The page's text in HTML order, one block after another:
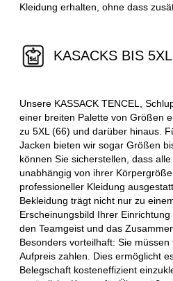
Kleidung erhalten, ohne dass
KASACKS BIS
Unsere KASSACK TENCEL,
einer breiten Palette von Größen
zu 5XL (66) und darüber hinaus.
Jacken bieten wir sogar Größen
können Sie sicherstellen, dass
unabhängig von ihrer
professioneller Kleidung
Bekleidung trägt nicht nur zu
Erscheinungsbild Ihrer
den Teamgeist und das
Besonders vorteilhaft: Sie
Aufpreis zahlen. Dies ermöglicht
Belegschaft kosteneffizient